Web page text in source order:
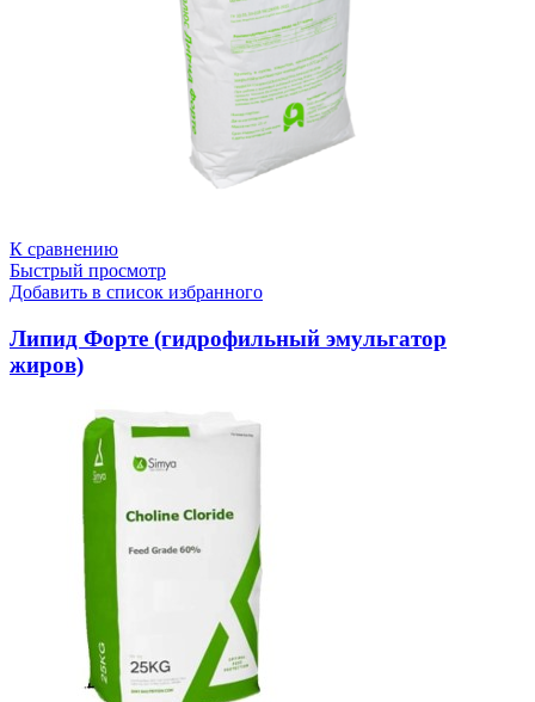
К сравнению
Быстрый просмотр
Добавить в список избранного
Липид Форте (гидрофильный эмульгатор
жиров)